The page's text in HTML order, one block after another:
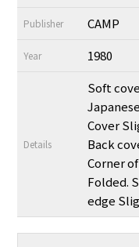
Publisher CAMP
Year 1980
Details
Soft
Cover
Back
Corner
Folded.
edge